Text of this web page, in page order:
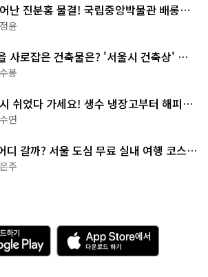
난 진분홍 물결! 국립중앙박물관 배롱나
윤
사로잡은 건축물은? '서울시 건축상' 수
봉
쉬었다 가세요! 생수 냉장고부터 해피소
지
연
디 갈까? 서울 도심 무료 실내 여행 코스
주
A
p
p